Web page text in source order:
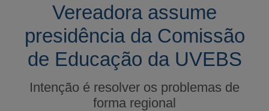
Vereadora assume
presidência da Comissão
de Educação da UVEBS
Intenção é resolver os problemas de
forma regional